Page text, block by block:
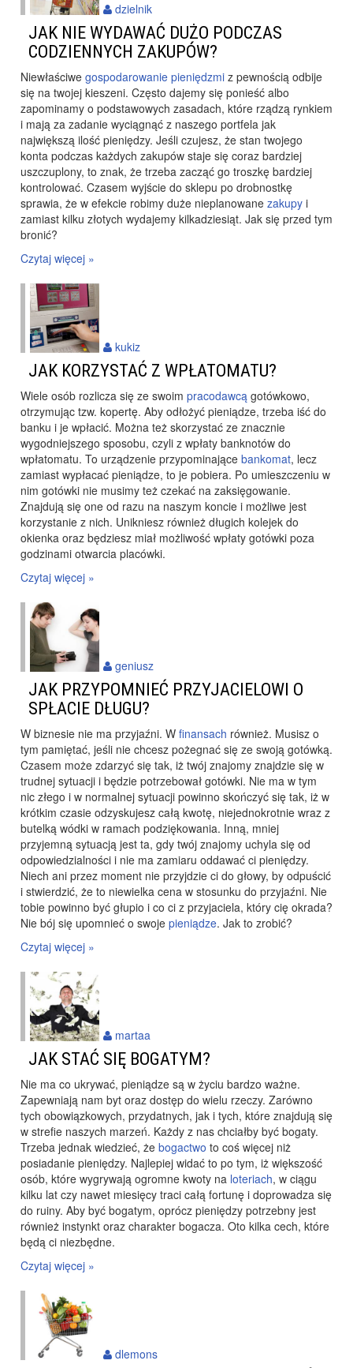
JAK NIE WYDAWAĆ DUŻO PODCZAS
CODZIENNYCH ZAKUPÓW?
Niewłaściwe gospodarowanie pieniędzmi z pewnością odbije
się na twojej kieszeni. Często dajemy się ponieść albo
zapominamy o podstawowych zasadach, które rządzą rynkiem
i mają za zadanie wyciągnąć z naszego portfela jak
największą ilość pieniędzy. Jeśli czujesz, że stan twojego
konta podczas każdych zakupów staje się coraz bardziej
uszczuplony, to znak, że trzeba zacząć go troszkę bardziej
kontrolować. Czasem wyjście do sklepu po drobnostkę
sprawia, że w efekcie robimy duże nieplanowane zakupy i
zamiast kilku złotych wydajemy kilkadziesiąt. Jak się przed tym
bronić?
Czytaj więcej »
dzielnik
JAK KORZYSTAĆ Z WPŁATOMATU?
Wiele osób rozlicza się ze swoim pracodawcą gotówkowo,
otrzymując tzw. kopertę. Aby odłożyć pieniądze, trzeba iść do
banku i je wpłacić. Można też skorzystać ze znacznie
wygodniejszego sposobu, czyli z wpłaty banknotów do
wpłatomatu. To urządzenie przypominające bankomat, lecz
zamiast wypłacać pieniądze, to je pobiera. Po umieszczeniu w
nim gotówki nie musimy też czekać na zaksięgowanie.
Znajdują się one od razu na naszym koncie i możliwe jest
korzystanie z nich. Unikniesz również długich kolejek do
okienka oraz będziesz miał możliwość wpłaty gotówki poza
godzinami otwarcia placówki.
Czytaj więcej »
kukiz
JAK PRZYPOMNIEĆ PRZYJACIELOWI O
SPŁACIE DŁUGU?
W biznesie nie ma przyjaźni. W finansach również. Musisz o
tym pamiętać, jeśli nie chcesz pożegnać się ze swoją gotówką.
Czasem może zdarzyć się tak, iż twój znajomy znajdzie się w
trudnej sytuacji i będzie potrzebował gotówki. Nie ma w tym
nic złego i w normalnej sytuacji powinno skończyć się tak, iż w
krótkim czasie odzyskujesz całą kwotę, niejednokrotnie wraz z
butelką wódki w ramach podziękowania. Inną, mniej
przyjemną sytuacją jest ta, gdy twój znajomy uchyla się od
odpowiedzialności i nie ma zamiaru oddawać ci pieniędzy.
Niech ani przez moment nie przyjdzie ci do głowy, by odpuścić
i stwierdzić, że to niewielka cena w stosunku do przyjaźni. Nie
tobie powinno być głupio i co ci z przyjaciela, który cię okrada?
Nie bój się upomnieć o swoje pieniądze. Jak to zrobić?
Czytaj więcej »
geniusz
JAK STAĆ SIĘ BOGATYM?
Nie ma co ukrywać, pieniądze są w życiu bardzo ważne.
Zapewniają nam byt oraz dostęp do wielu rzeczy. Zarówno
tych obowiązkowych, przydatnych, jak i tych, które znajdują się
w strefie naszych marzeń. Każdy z nas chciałby być bogaty.
Trzeba jednak wiedzieć, że bogactwo to coś więcej niż
posiadanie pieniędzy. Najlepiej widać to po tym, iż większość
osób, które wygrywają ogromne kwoty na loteriach, w ciągu
kilku lat czy nawet miesięcy traci całą fortunę i doprowadza się
do ruiny. Aby być bogatym, oprócz pieniędzy potrzebny jest
również instynkt oraz charakter bogacza. Oto kilka cech, które
będą ci niezbędne.
Czytaj więcej »
martaa
dlemons